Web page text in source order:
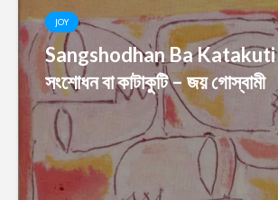
JOY
Sangshodhan Ba Katakuti |
সংশোধন বা কাটাকুটি – জয় গোস্বামী